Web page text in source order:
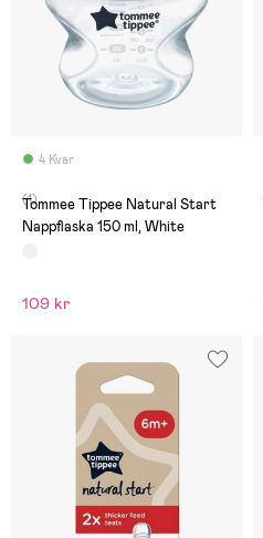
4 Kvar
(1)
Tommee Tippee Natural Start
Nappflaska 150 ml, White
109 kr